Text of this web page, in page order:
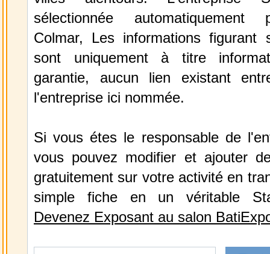
sélectionnée automatiquement
Colmar, Les informations figurant
sont uniquement à titre
garantie, aucun lien existant
l'entreprise ici nommée.
Si vous étes le responsable de
vous pouvez modifier et ajouter
gratuitement sur votre activité en
simple fiche en un véritable
Devenez Exposant au salon